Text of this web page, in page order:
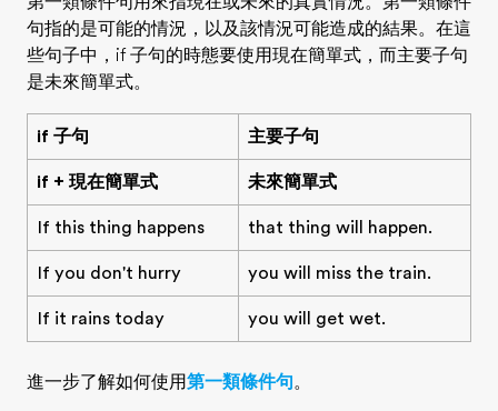
句指的是可能的情況，以及該情況可能造成的結果。在這
些句子中，if 子句的時態要使用現在簡單式，而主要子句
是未來簡單式。
if 子句 主要子句
if + 現在簡單式 未來簡單式
If this thing happens that thing will happen.
If you don't hurry you will miss the train.
If it rains today you will get wet.
進一步了解如何使用第一類條件句。